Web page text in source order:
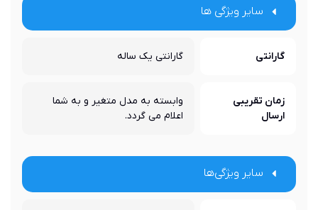
سایر ویژگی ها
گارانتی گارانتی یک ساله
زمان تقریبی
ارسال
وابسته به مدل متغیر و به شما
اعلام می گردد.
سایر ویژگی‌ها